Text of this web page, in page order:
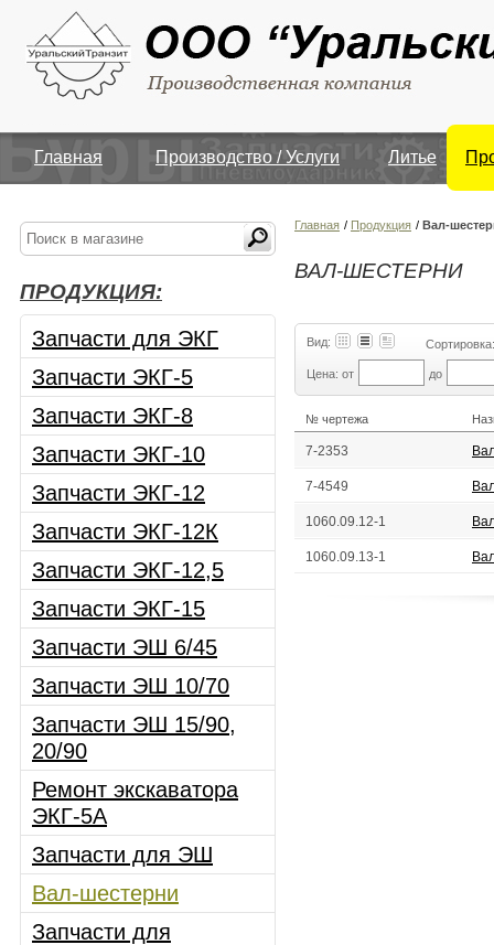
Главная Производство / Услуги Литье
ПРОДУКЦИЯ:
Запчасти для ЭКГ
Запчасти ЭКГ-5
Запчасти ЭКГ-8
Запчасти ЭКГ-10
Запчасти ЭКГ-12
Запчасти ЭКГ-12К
Запчасти ЭКГ-12,5
Запчасти ЭКГ-15
Запчасти ЭШ 6/45
Запчасти ЭШ 10/70
Запчасти ЭШ 15/90,
20/90
Ремонт экскаватора
ЭКГ-5А
Запчасти для ЭШ
Вал-шестерни
Запчасти для
Главная / Продукция / Вал-
ВАЛ-ШЕСТЕРНИ
Вид: Сортировка:
Цена: от до
№ чертежа
7-2353
7-4549
1060.09.12-1
1060.09.13-1